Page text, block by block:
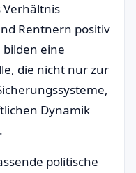
Verhältnis
Rentnern positiv
eine
die nicht nur zur
Dynamik
politische